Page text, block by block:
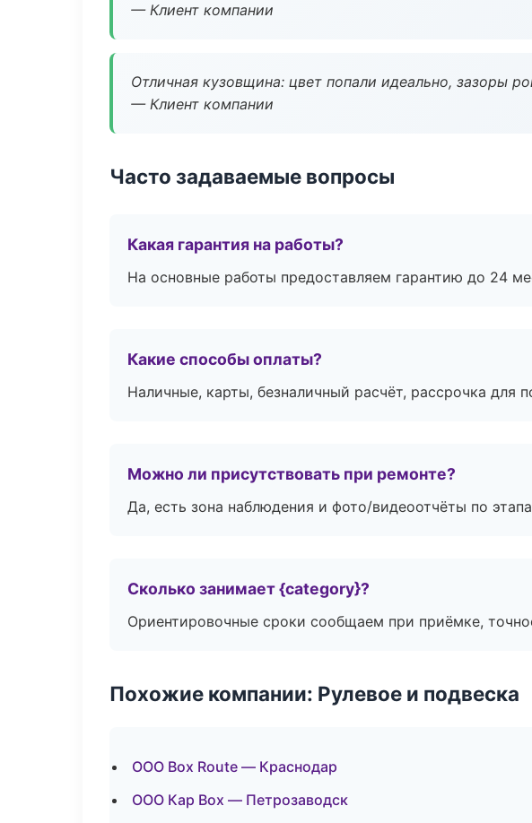
— Клиент компании
Отличная кузовщина: цвет попали идеально, зазоры
— Клиент компании
Часто задаваемые вопросы
Какая гарантия на работы?
На основные работы предоставляем гарантию до 24
Какие способы оплаты?
Наличные, карты, безналичный расчёт, рассрочка для
Можно ли присутствовать при ремонте?
Да, есть зона наблюдения и фото/видеоотчёты по
Сколько занимает {category}?
Ориентировочные сроки сообщаем при приёмке,
Похожие компании: Рулевое и подвеска
ООО Box Route — Краснодар
ООО Кар Box — Петрозаводск